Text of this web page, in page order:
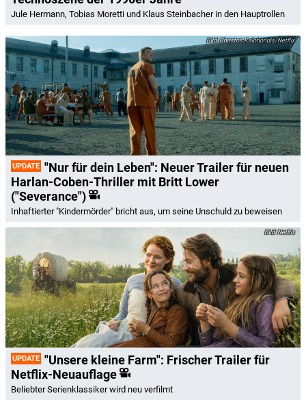
Jule Hermann, Tobias Moretti und Klaus Steinbacher in den Hauptrollen
Christos Kalohoridis/Netflix
UPDATE "Nur für dein Leben": Neuer Trailer für neuen
Harlan-Coben-Thriller mit Britt Lower
("Severance")
Inhaftierter "Kindermörder" bricht aus, um seine Unschuld zu beweisen
Netflix
UPDATE "Unsere kleine Farm": Frischer Trailer für
Netflix-Neuauflage
Beliebter Serienklassiker wird neu verfilmt